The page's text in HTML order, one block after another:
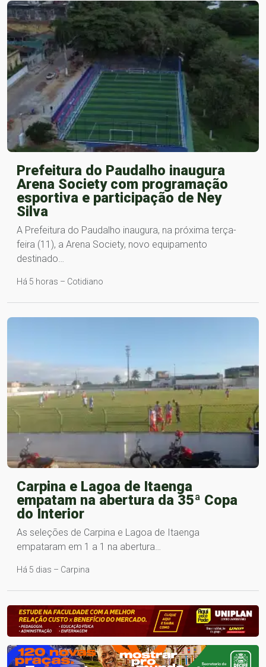
Prefeitura do Paudalho inaugura
Arena Society com programação
esportiva e participação de Ney
Silva
A Prefeitura do Paudalho inaugura, na próxima terça-
feira (11), a Arena Society, novo equipamento
destinado…
Há 5 horas – Cotidiano
Carpina e Lagoa de Itaenga
empatam na abertura da 35ª Copa
do Interior
As seleções de Carpina e Lagoa de Itaenga
empataram em 1 a 1 na abertura…
Há 5 dias – Carpina